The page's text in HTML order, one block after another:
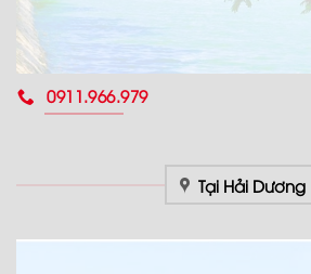
0911.966.979
Tại Hải Dương